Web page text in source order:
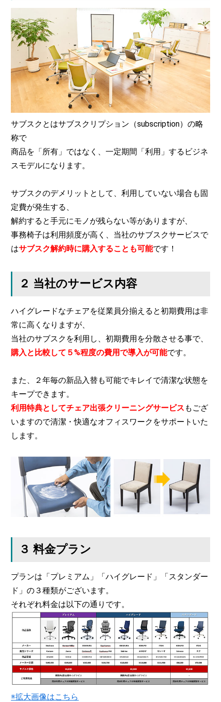
サブスクとはサブスクリプション（subscription）の略
称で
商品を「所有」ではなく、一定期間「利用」するビジネ
スモデルになります。
サブスクのデメリットとして、利用していない場合も固
定費が発生する、
解約すると手元にモノが残らない等がありますが、
事務椅子は利用頻度が高く、当社のサブスクサービスで
はサブスク解約時に購入することも可能です！
２ 当社のサービス内容
ハイグレードなチェアを従業員分揃えると初期費用は非
常に高くなりますが、
当社のサブスクを利用し、初期費用を分散させる事で、
購入と比較して５%程度の費用で導入が可能です。
また、２年毎の新品入替も可能でキレイで清潔な状態を
キープできます。
利用特典としてチェア出張クリーニングサービス もござ
いますので清潔・快適なオフィスワークをサポートいた
します。
３ 料金プラン
プランは「プレミアム」「ハイグレード」「スタンダー
ド」の３種類がございます。
それぞれ料金は以下の通りです。
※拡大画像はこちら